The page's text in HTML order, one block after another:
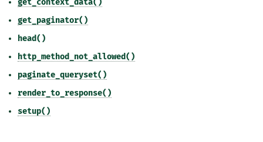
get_context_data()
get_paginator()
head()
http_method_not_allowed()
paginate_queryset()
render_to_response()
setup()